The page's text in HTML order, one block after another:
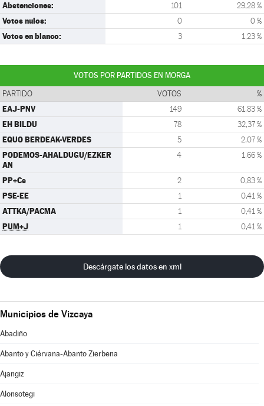
Abstenciones: 101 29,28 %
Votos nulos: 0 0 %
Votos en blanco: 3 1,23 %
VOTOS POR PARTIDOS EN MORGA
PARTIDO VOTOS %
EAJ-PNV 149 61,83 %
EH BILDU 78 32,37 %
EQUO BERDEAK-VERDES 5 2,07 %
PODEMOS-AHALDUGU/EZKER
AN
4 1,66 %
PP+Cs 2 0,83 %
PSE-EE 1 0,41 %
ATTKA/PACMA 1 0,41 %
PUM+J 1 0,41 %
Descárgate los datos en xml
Municipios de Vizcaya
Abadiño
Abanto y Ciérvana-Abanto Zierbena
Ajangiz
Alonsotegi